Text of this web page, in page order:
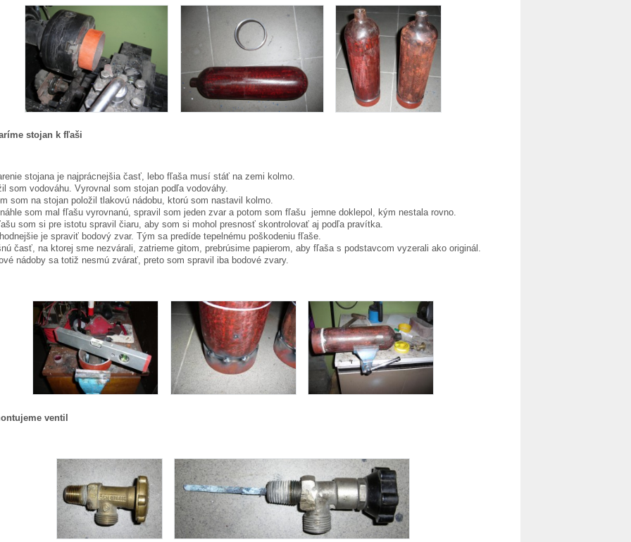
stojan k fľaši
stojana je najprácnejšia časť, lebo fľaša musí stáť na zemi kolmo.
som vodováhu. Vyrovnal som stojan podľa vodováhy.
som na stojan položil tlakovú nádobu, ktorú som nastavil kolmo.
som mal fľašu vyrovnanú, spravil som jeden zvar a potom som fľašu jemne doklepol, kým nestala rovno.
som si pre istotu spravil čiaru, aby som si mohol presnosť skontrolovať aj podľa pravítka.
je spraviť bodový zvar. Tým sa predíde tepelnému poškodeniu fľaše.
časť, na ktorej sme nezvárali, zatrieme gitom, prebrúsime papierom, aby fľaša s podstavcom vyzerali ako originál.
nádoby sa totiž nesmú zvárať, preto som spravil iba bodové zvary.
ventil